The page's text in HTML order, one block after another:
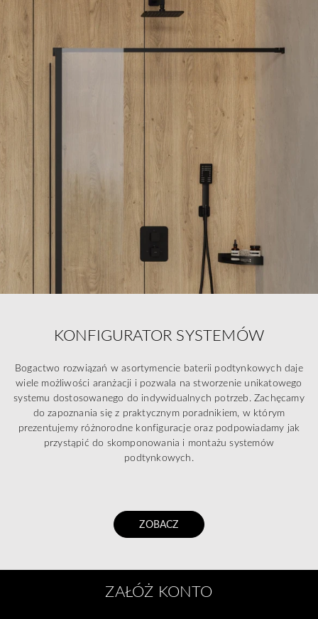
KONFIGURATOR SYSTEMÓW
Bogactwo rozwiązań w asortymencie baterii podtynkowych daje
wiele możliwości aranżacji i pozwala na stworzenie unikatowego
systemu dostosowanego do indywidualnych potrzeb. Zachęcamy
do zapoznania się z praktycznym poradnikiem, w którym
prezentujemy różnorodne konfiguracje oraz podpowiadamy jak
przystąpić do skomponowania i montażu systemów
podtynkowych.
ZOBACZ
ZAŁÓŻ KONTO